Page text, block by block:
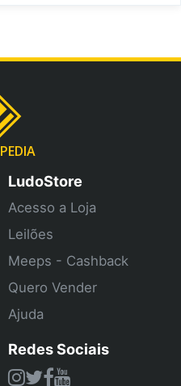
PEDIA
LudoStore
Acesso a Loja
Leilões
Meeps - Cashback
Quero Vender
Ajuda
Redes Sociais